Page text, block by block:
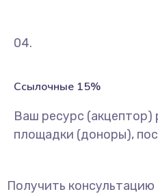
04.
Ссылочные 15%
Ваш ресурс (акцептор)
площадки (доноры),
Получить консультацию